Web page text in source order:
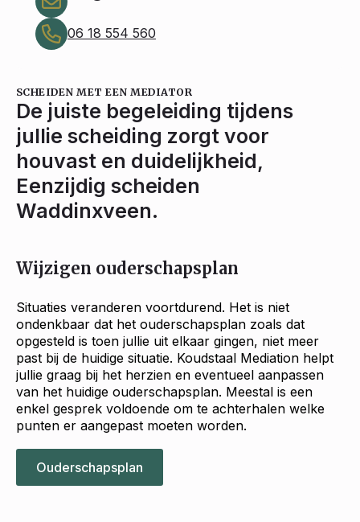
06 18 554 560
SCHEIDEN MET EEN MEDIATOR
De juiste begeleiding tijdens
jullie scheiding zorgt voor
houvast en duidelijkheid,
Eenzijdig scheiden
Waddinxveen.
Wijzigen ouderschapsplan
Situaties veranderen voortdurend. Het is niet
ondenkbaar dat het ouderschapsplan zoals dat
opgesteld is toen jullie uit elkaar gingen, niet meer
past bij de huidige situatie. Koudstaal Mediation helpt
jullie graag bij het herzien en eventueel aanpassen
van het huidige ouderschapsplan. Meestal is een
enkel gesprek voldoende om te achterhalen welke
punten er aangepast moeten worden.
Ouderschapsplan